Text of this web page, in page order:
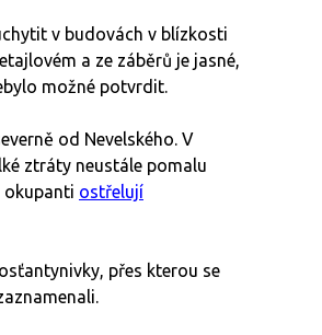
v budovách v blízkosti
a ze záběrů je jasné,
možné potvrdit.
od Nevelského. V
ztráty neustále pomalu
okupanti ostřelují
přes kterou se